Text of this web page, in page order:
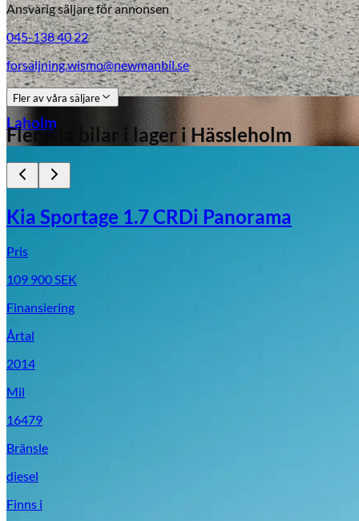
Laholm
Ansvarig säljare för annonsen
045-138 40 22
forsaljning.wismo@newmanbil.se
Fler av våra säljare
FlerKia bilar i lageri Hässleholm
Kia Sportage 1.7 CRDi Panorama
Pris
109 900SEK
Finansiering
Årtal
2014
Mil
16479
Bränsle
diesel
Finns i